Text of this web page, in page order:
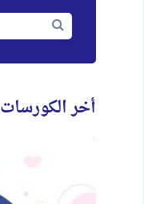
بحث:
أخر الكورسات